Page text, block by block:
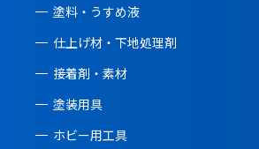
塗料・うすめ液
仕上げ材・下地処理剤
接着剤・素材
塗装用具
ホビー用工具